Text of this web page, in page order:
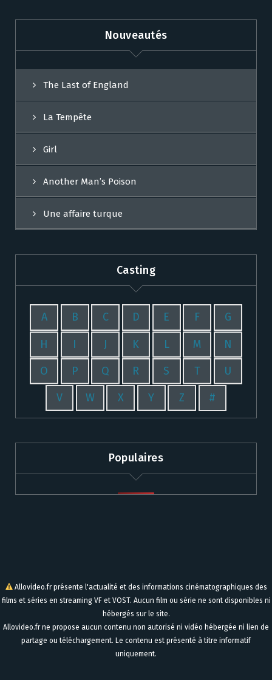
Nouveautés
The Last of England
La Tempête
Girl
Another Man’s Poison
Une affaire turque
Casting
A B C D E F G
H I J K L M N
O P Q R S T U
V W X Y Z #
Populaires
Allovideo.fr présente l'actualité et des informations cinématographiques des
films et séries en streaming VF et VOST. Aucun film ou série ne sont disponibles ni
hébergés sur le site.
Allovideo.fr ne propose aucun contenu non autorisé ni vidéo hébergée ni lien de
partage ou téléchargement. Le contenu est présenté à titre informatif
uniquement.